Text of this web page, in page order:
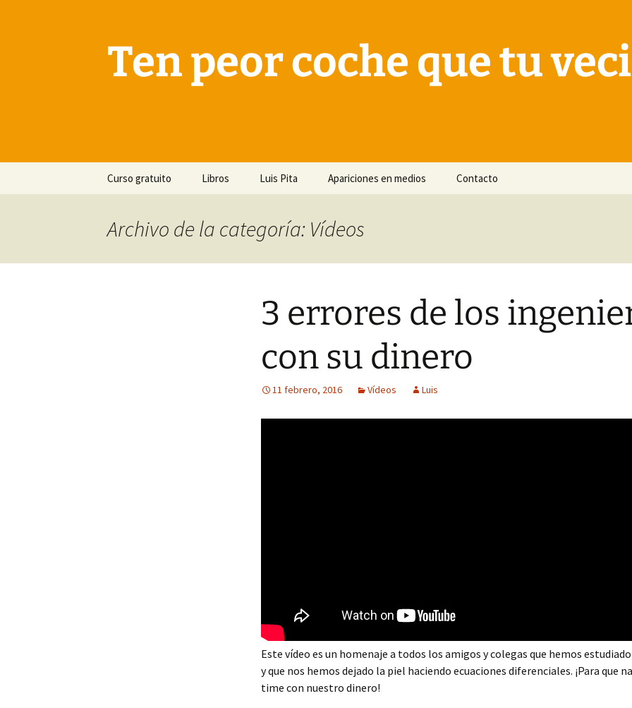
Ten peor coche que tu
Curso gratuito Libros Luis Pita Apariciones en medios Contacto
Archivo de la categoría: Vídeos
3 errores de los
con su dinero
11 febrero, 2016 Vídeos Luis
Este vídeo es un homenaje a todos los amigos y colegas que hemos
y que nos hemos dejado la piel haciendo ecuaciones diferenciales. ¡Para que
time con nuestro dinero!